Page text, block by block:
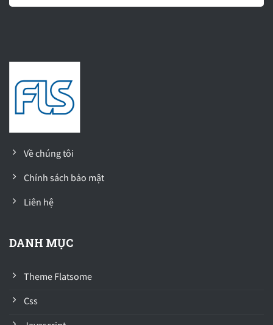
Về chúng tôi
Chính sách bảo mật
Liên hệ
DANH MỤC
Theme Flatsome
Css